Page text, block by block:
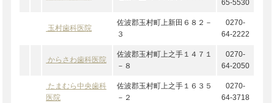
65-5530
玉村歯科医院
佐波郡玉村町上新田６８２－
３
0270-
64-2222
からさわ歯科医院
佐波郡玉村町上之手１４７１
－８
0270-
64-2050
たまむら中央歯科
医院
佐波郡玉村町上之手１６３５
－２
0270-
64-3718